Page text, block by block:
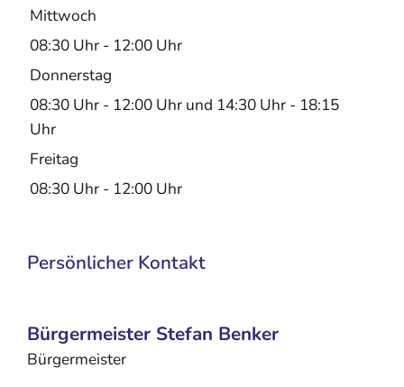
Mittwoch
08:30 Uhr - 12:00 Uhr
Donnerstag
08:30 Uhr - 12:00 Uhr und 14:30 Uhr - 18:15
Uhr
Freitag
08:30 Uhr - 12:00 Uhr
Persönlicher Kontakt
Bürgermeister Stefan Benker
Bürgermeister